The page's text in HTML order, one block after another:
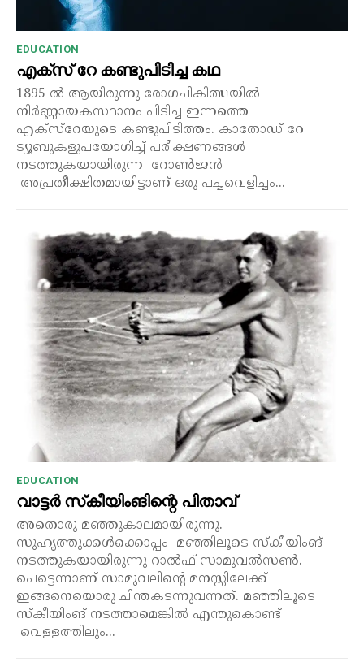
EDUCATION
എക്സ് റേ കണ്ടുപിടിച്ച കഥ
1895 ൽ ആയിരുന്നു രോഗചികിത്സയിൽ
നിർണ്ണായകസ്ഥാനം പിടിച്ച ഇന്നത്തെ
എക്സ്റേയുടെ കണ്ടുപിടിത്തം. കാതോഡ് റേ
ട്യൂബുകളുപയോഗിച്ച് പരീക്ഷണങ്ങൾ
നടത്തുകയായിരുന്ന റോൺജൻ
അപ്രതീക്ഷിതമായിട്ടാണ് ഒരു പച്ചവെളിച്ചം...
EDUCATION
വാട്ടർ സ്‌കീയിംങിന്റെ പിതാവ്
അതൊരു മഞ്ഞുകാലമായിരുന്നു.
സുഹൃത്തുക്കൾക്കൊപ്പം മഞ്ഞിലൂടെ സ്‌കീയിംങ്
നടത്തുകയായിരുന്നു റാൽഫ് സാമുവൽസൺ.
പെട്ടെന്നാണ് സാമുവലിന്റെ മനസ്സിലേക്ക്
ഇങ്ങനെയൊരു ചിന്തകടന്നുവന്നത്. മഞ്ഞിലൂടെ
സ്‌കീയിംങ് നടത്താമെങ്കിൽ എന്തുകൊണ്ട്
വെള്ളത്തിലും...